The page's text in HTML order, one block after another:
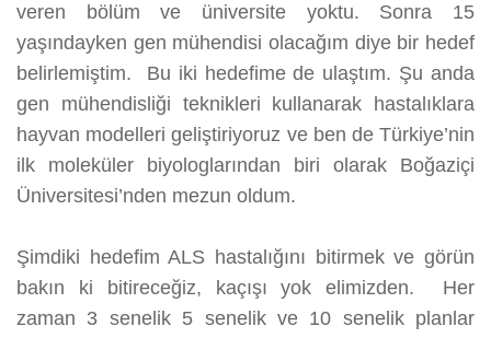
veren bölüm ve üniversite yoktu. Sonra 15
yaşındayken gen mühendisi olacağım diye bir hedef
belirlemiştim. Bu iki hedefime de ulaştım. Şu anda
gen mühendisliği teknikleri kullanarak hastalıklara
hayvan modelleri geliştiriyoruz ve ben de Türkiye’nin
ilk moleküler biyologlarından biri olarak Boğaziçi
Üniversitesi’nden mezun oldum.
Şimdiki hedefim ALS hastalığını bitirmek ve görün
bakın ki bitireceğiz, kaçışı yok elimizden. Her
zaman 3 senelik 5 senelik ve 10 senelik planlar